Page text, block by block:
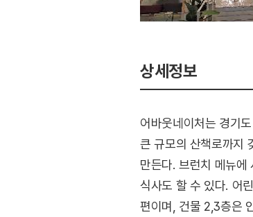
상세정보
어바웃네이처는 경기
큰 규모의 산책로까지
만든다. 브런치 메뉴에
식사도 할 수 있다. 어
편이며, 건물 2,3층은